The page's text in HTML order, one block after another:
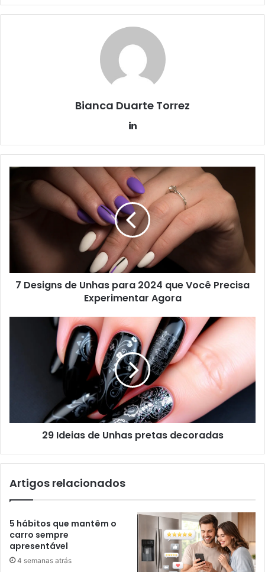
Bianca Duarte Torrez
7 Designs de Unhas para 2024 que Você Precisa
Experimentar Agora
29 Ideias de Unhas pretas decoradas
Artigos relacionados
5 hábitos que mantêm o
carro sempre
apresentável
4 semanas atrás